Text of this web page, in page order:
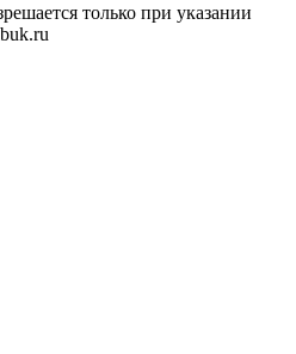
только при указании